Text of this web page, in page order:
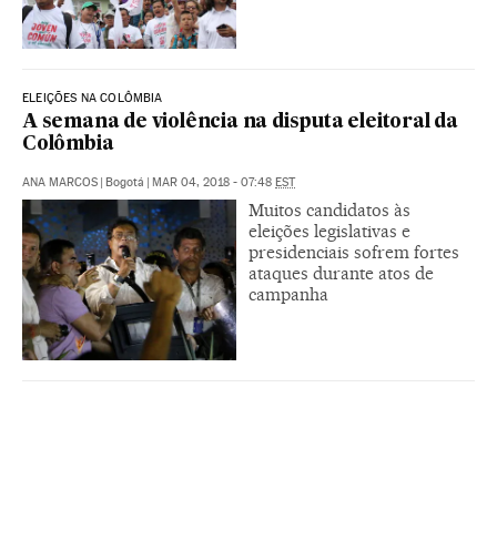
ELEIÇÕES NA COLÔMBIA
A semana de violência na disputa eleitoral da
Colômbia
ANA MARCOS | Bogotá | MAR 04, 2018 - 07:48 EST
Muitos candidatos às
eleições legislativas e
presidenciais sofrem fortes
ataques durante atos de
campanha